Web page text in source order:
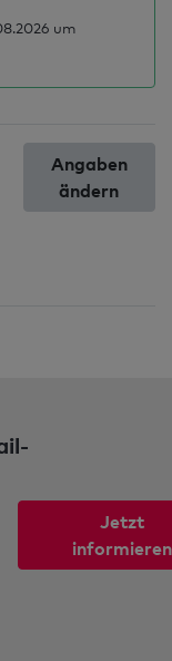
um
Angaben
ändern
Jetzt
informieren